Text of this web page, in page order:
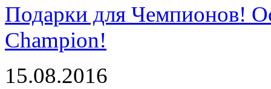
Подарки для Чемпионов!
Champion!
15.08.2016